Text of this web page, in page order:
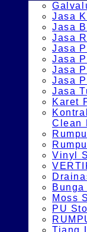
Jasa
Jasa
Jasa
Jasa
Jasa
Jasa
Jasa
Jasa
Karet
Clean
Vinyl
Moss
PU
Tiang